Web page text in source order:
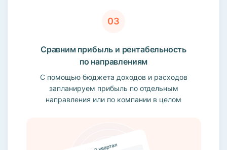
Сравним прибыль и рентабельность
по направлениям
С помощью бюджета доходов и расходов
запланируем прибыль по отдельным
направления или по компании в целом